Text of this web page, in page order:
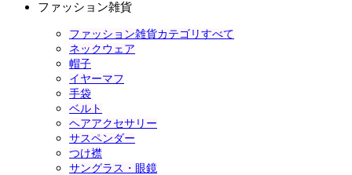
ファッション雑貨
ファッション雑貨カテゴリすべて
ネックウェア
帽子
イヤーマフ
手袋
ベルト
ヘアアクセサリー
サスペンダー
つけ襟
サングラス・眼鏡